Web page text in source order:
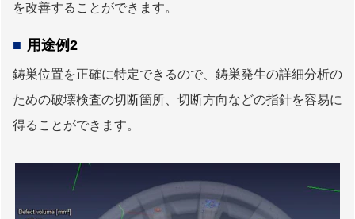
を改善することができます。
用途例2
鋳巣位置を正確に特定できるので、鋳巣発生の詳細分析の
ための破壊検査の切断箇所、切断方向などの指針を容易に
得ることができます。